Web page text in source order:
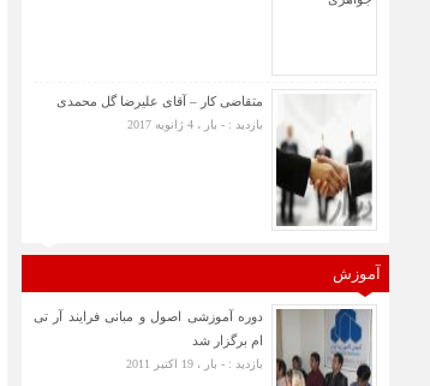
متقاضی کار – آقای علیرضا گل محمدی
بازدید : - بار ، 4 ژانویه 2017
آموزش
دوره آموزشی اصول و مبانی فرایند آر تی
ام برگزار شد
بازدید : - بار ، 19 اکتبر 2011